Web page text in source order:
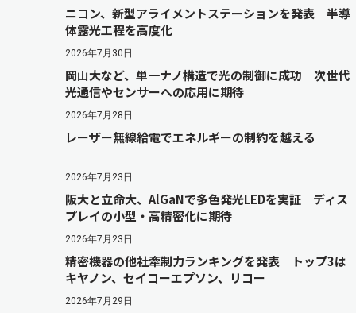
ニコン、新型アライメントステーションを発表 半導
体露光工程を高度化
2026年7月30日
岡山大など、単一ナノ構造で光の制御に成功 次世代
光通信やセンサーへの応用に期待
2026年7月28日
レーザー無線給電でエネルギーの制約を越える
2026年7月23日
阪大と立命大、AlGaNで多色発光LEDを実証 ディス
プレイの小型・高精密化に期待
2026年7月23日
精密機器の他社牽制力ランキングを発表 トップ3は
キヤノン、セイコーエプソン、リコー
2026年7月29日